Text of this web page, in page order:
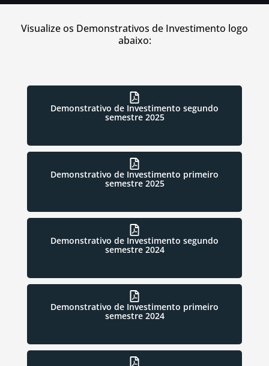
Demonstrativo de
Investimento
Visualize os Demonstrativos de Investimento logo
abaixo:
Demonstrativo de Investimento segundo
semestre 2025
Demonstrativo de Investimento primeiro
semestre 2025
Demonstrativo de Investimento segundo
semestre 2024
Demonstrativo de Investimento primeiro
semestre 2024